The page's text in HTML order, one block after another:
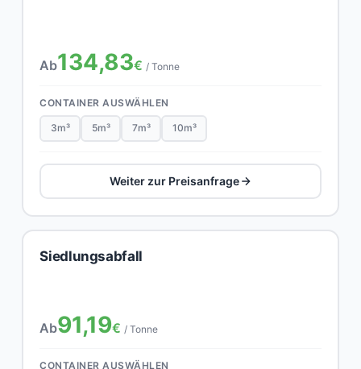
Ab134,83€ / Tonne
CONTAINER AUSWÄHLEN
3m³ 5m³ 7m³ 10m³
Weiter zur Preisanfrage
Siedlungsabfall
Ab91,19€ / Tonne
CONTAINER AUSWÄHLEN